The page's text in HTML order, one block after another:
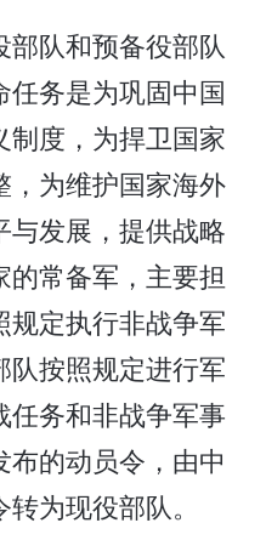
队和预备役部队
务是为巩固中国
度，为捍卫国家
，为维护国家海外
发展，提供战略
常备军，主要担
定执行非战争军
按照规定进行军
务和非战争军事
的动员令，由中
为现役部队。